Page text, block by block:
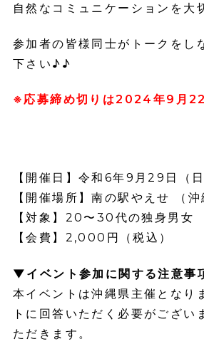
自然なコミュニケーションを
参加者の皆様同士がトークをし
下さい♪♪
※応募締め切りは2024年9月
【開催日】令和6年9月29日（
【開催場所】南の駅やえせ （
【対象】20〜30代の独身男女
【会費】2,000円（税込）
▼イベント参加に関する注意事
本イベントは沖縄県主催となり
トに回答いただく必要がござ
ただきます。